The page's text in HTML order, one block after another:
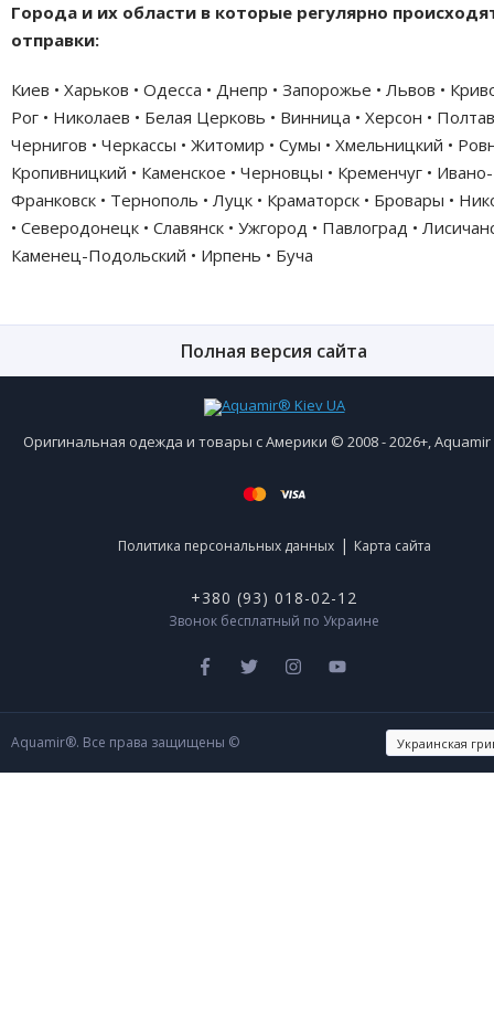
Города и их области в которые регулярно
отправки:
Киев • Харьков • Одесса • Днепр • Запорожье • Львов •
Рог • Николаев • Белая Церковь • Винница • Херсон •
Чернигов • Черкассы • Житомир • Сумы • Хмельницкий •
Кропивницкий • Каменское • Черновцы • Кременчуг • Ивано-
Франковск • Тернополь • Луцк • Краматорск • Бровары •
• Северодонецк • Славянск • Ужгород • Павлоград •
Каменец-Подольский • Ирпень • Буча
Полная версия сайта
Оригинальная одежда и товары с Америки © 2008 - 2026+,
Политика персональных данных | Карта сайта
+380 (93) 018-02-12
Звонок бесплатный по Украине
Aquamir®. Все права защищены ©